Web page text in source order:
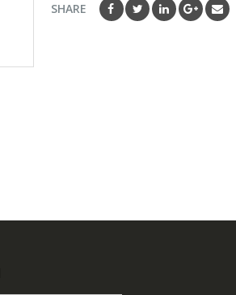
SHARE